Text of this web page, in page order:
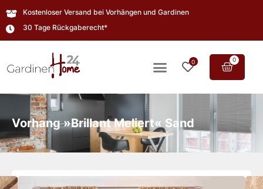
Kostenloser Versand bei Vorhängen und Gardinen
30 Tage Rückgaberecht*
0 0
Vorhang »Brillant Meliert« Sand